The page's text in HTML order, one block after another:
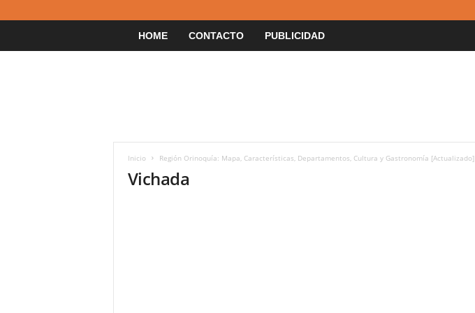
HOME CONTACTO PUBLICIDAD
Inicio Región Orinoquía: Mapa, Características, Departamentos, Cultura y Gastronomía [Actualizado]
Vichada